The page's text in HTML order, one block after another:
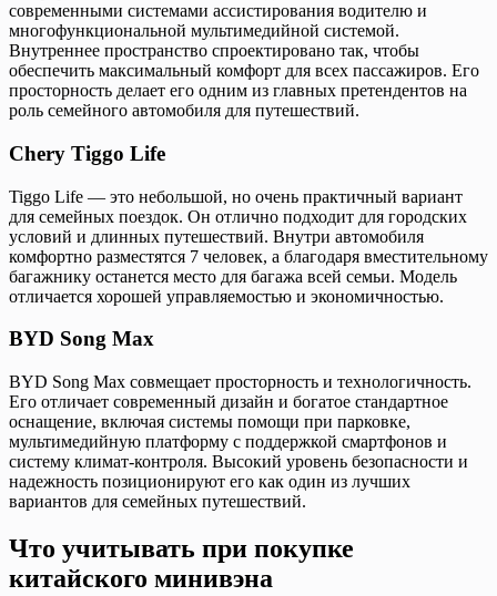
современными системами ассистирования водителю и
многофункциональной мультимедийной системой.
Внутреннее пространство спроектировано так, чтобы
обеспечить максимальный комфорт для всех пассажиров. Его
просторность делает его одним из главных претендентов на
роль семейного автомобиля для путешествий.
Chery Tiggo Life
Tiggo Life — это небольшой, но очень практичный вариант
для семейных поездок. Он отлично подходит для городских
условий и длинных путешествий. Внутри автомобиля
комфортно разместятся 7 человек, а благодаря вместительному
багажнику останется место для багажа всей семьи. Модель
отличается хорошей управляемостью и экономичностью.
BYD Song Max
BYD Song Max совмещает просторность и технологичность.
Его отличает современный дизайн и богатое стандартное
оснащение, включая системы помощи при парковке,
мультимедийную платформу с поддержкой смартфонов и
систему климат-контроля. Высокий уровень безопасности и
надежность позиционируют его как один из лучших
вариантов для семейных путешествий.
Что учитывать при покупке
китайского минивэна